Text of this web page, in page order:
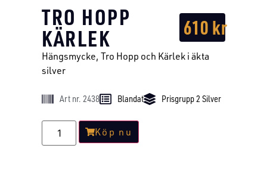
TRO HOPP
KÄRLEK 610kr
Hängsmycke, Tro Hopp och Kärlek i äkta
silver
Art nr. 2438 Blandat Prisgrupp 2 Silver
Köp nu